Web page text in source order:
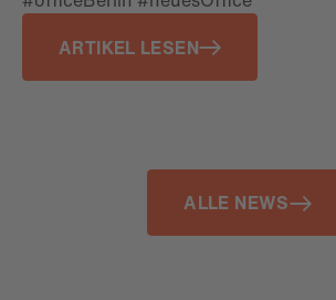
ARTIKEL LESEN
ALLE NEWS